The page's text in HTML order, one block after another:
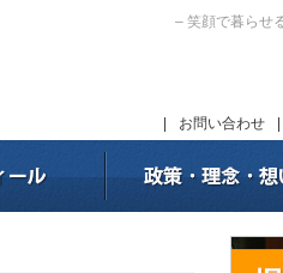
– 笑顔で暮らせ
お問い合わせ